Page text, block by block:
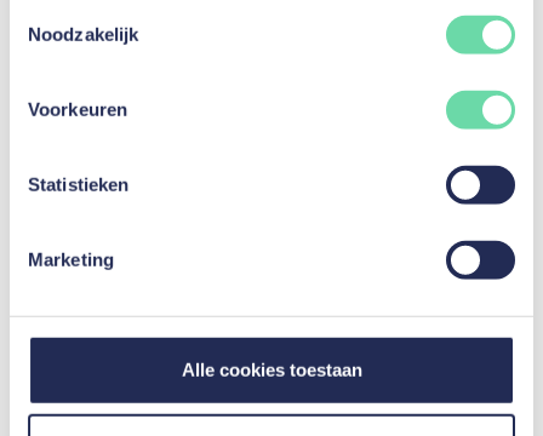
Noodzakelijk
Voorkeuren
Statistieken
Marketing
Alle cookies toestaan
Ontdek andere artikelen voor de
Een lening krijgen